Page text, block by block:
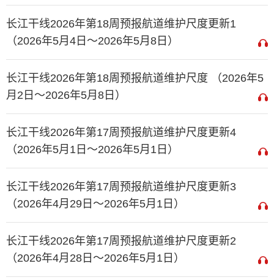
长江干线2026年第18周预报航道维护尺度更新1
（2026年5月4日～2026年5月8日）
长江干线2026年第18周预报航道维护尺度 （2026年5
月2日～2026年5月8日）
长江干线2026年第17周预报航道维护尺度更新4
（2026年5月1日～2026年5月1日）
长江干线2026年第17周预报航道维护尺度更新3
（2026年4月29日～2026年5月1日）
长江干线2026年第17周预报航道维护尺度更新2
（2026年4月28日～2026年5月1日）